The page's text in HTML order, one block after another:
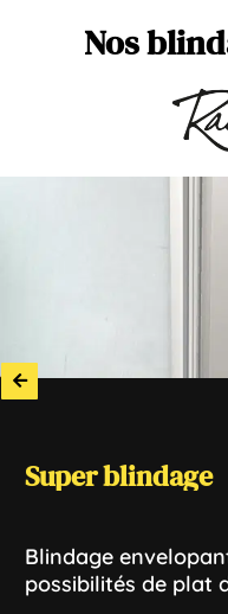
Nos
Blindagepivotant
Renforcez la
existante par des
Superblindage
Blindage
possibilités de plat
SuperJunior
Blindage
barre de seuil